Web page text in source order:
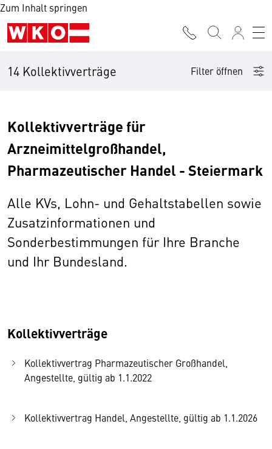
Zum Inhalt springen
14 Kollektivverträge Filter öffnen
Kollektivverträge für
Arzneimittelgroßhandel,
Pharmazeutischer Handel - Steiermark
Alle KVs, Lohn- und Gehaltstabellen sowie
Zusatzinformationen und
Sonderbestimmungen für Ihre Branche
und Ihr Bundesland.
Kollektivverträge
Kollektivvertrag Pharmazeutischer Großhandel,
Angestellte, gültig ab 1.1.2022
Kollektivvertrag Handel, Angestellte, gültig ab 1.1.2026